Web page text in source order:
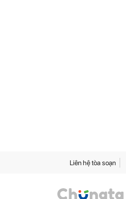
Liên hệ tòa soạn